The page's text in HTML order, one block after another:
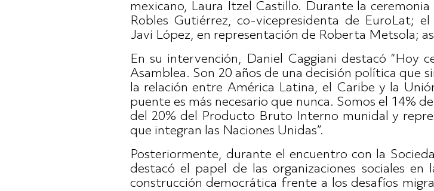
mexicano, Laura Itzel Castillo. Durante la
Robles Gutiérrez, co-vicepresidenta de EuroLat;
Javi López, en representación de Roberta Metsola;
En su intervención, Daniel Caggiani destacó “Hoy
Asamblea. Son 20 años de una decisión política que
la relación entre América Latina, el Caribe y la
puente es más necesario que nunca. Somos el 14%
del 20% del Producto Bruto Interno munidal y
que integran las Naciones Unidas”.
Posteriormente, durante el encuentro con la
destacó el papel de las organizaciones sociales
construcción democrática frente a los desafíos